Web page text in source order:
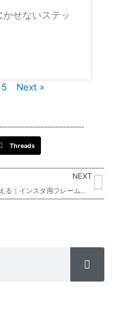
せないステッ
5 Next »
Threads
NEXT
Canvaで使える｜インスタ用フレームデザイン#20